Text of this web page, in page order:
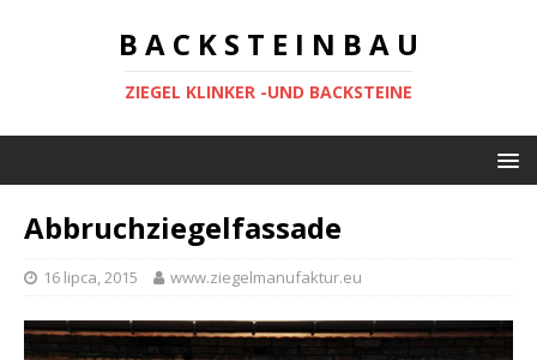
B A C K S T E I N B A U
ZIEGEL KLINKER -UND BACKSTEINE
Abbruchziegelfassade
16 lipca, 2015 www.ziegelmanufaktur.eu